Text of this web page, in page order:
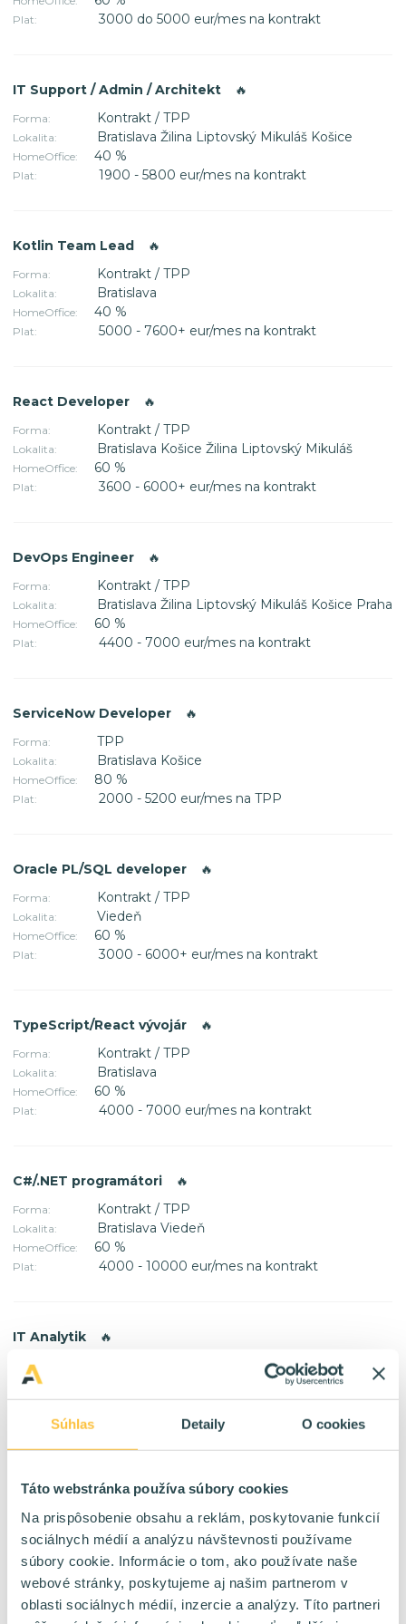
Súhlas Detaily O cookies
Táto webstránka používa súbory cookies
Na prispôsobenie obsahu a reklám, poskytovanie funkcií
sociálnych médií a analýzu návštevnosti používame
súbory cookie. Informácie o tom, ako používate naše
webové stránky, poskytujeme aj našim partnerom v
oblasti sociálnych médií, inzercie a analýzy. Títo partneri
Plat: 3000 do 5000 eur/mes na kontrakt
IT Support / Admin / Architekt 🔥
Forma: Kontrakt / TPP
Lokalita: Bratislava Žilina Liptovský Mikuláš Košice
HomeOffice: 40 %
Plat: 1900 - 5800 eur/mes na kontrakt
Kotlin Team Lead 🔥
Forma: Kontrakt / TPP
Lokalita: Bratislava
HomeOffice: 40 %
Plat: 5000 - 7600+ eur/mes na kontrakt
React Developer 🔥
Forma: Kontrakt / TPP
Lokalita: Bratislava Košice Žilina Liptovský Mikuláš
HomeOffice: 60 %
Plat: 3600 - 6000+ eur/mes na kontrakt
DevOps Engineer 🔥
Forma: Kontrakt / TPP
Lokalita: Bratislava Žilina Liptovský Mikuláš Košice Praha
HomeOffice: 60 %
Plat: 4400 - 7000 eur/mes na kontrakt
ServiceNow Developer 🔥
Forma: TPP
Lokalita: Bratislava Košice
HomeOffice: 80 %
Plat: 2000 - 5200 eur/mes na TPP
Oracle PL/SQL developer 🔥
Forma: Kontrakt / TPP
Lokalita: Viedeň
HomeOffice: 60 %
Plat: 3000 - 6000+ eur/mes na kontrakt
TypeScript/React vývojár 🔥
Forma: Kontrakt / TPP
Lokalita: Bratislava
HomeOffice: 60 %
Plat: 4000 - 7000 eur/mes na kontrakt
C#/.NET programátori 🔥
Forma: Kontrakt / TPP
Lokalita: Bratislava Viedeň
HomeOffice: 60 %
Plat: 4000 - 10000 eur/mes na kontrakt
IT Analytik 🔥
Forma:
Lokalita:
HomeOffice: 40 %
2400 - 4800 eur/mes na TPP
SAP SD konzultant 🔥
Forma: Kontrakt
Lokalita: WORLD
HomeOffice: 100 %
Plat: 6400 - 9000 eur/mes na kontrakt